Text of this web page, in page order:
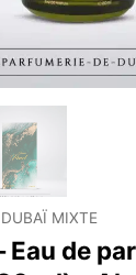
MIXTE
Eau de